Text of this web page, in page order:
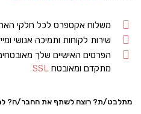
משלוח אקספרס לכל חלקי
שירות לקוחות ותמיכה אנושי
הפרטים האישיים שלך
מתקדם ומאובטחSSL
מתלבט/ת? רוצה לשתף את החבר/ה?